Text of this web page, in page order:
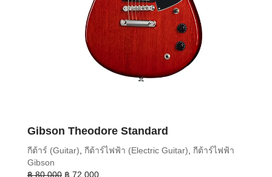
Gibson Theodore Standard
กีต้าร์ (Guitar) กีต้าร์ไฟฟ้า (Electric Guitar) กีต้าร์ไฟฟ้า
Gibson
฿80,000 Original
฿ 72,000Current